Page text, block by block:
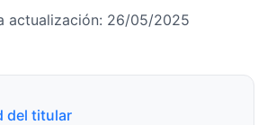
actualización: 26/05/2025
del titular